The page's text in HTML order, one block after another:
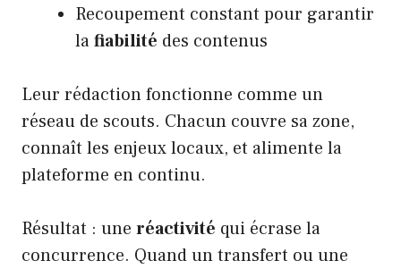
Recoupement constant pour garantir
lafiabilité des contenus
Leur rédaction fonctionne comme un
réseau de scouts. Chacun couvre sa zone,
connaît les enjeux locaux, et alimente la
plateforme en continu.
Résultat : une réactivité qui écrase la
concurrence. Quand un transfert ou une